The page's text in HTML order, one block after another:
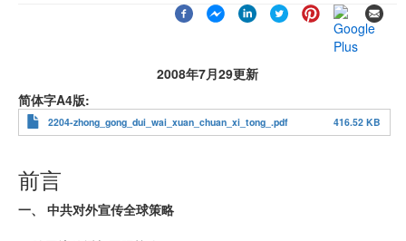
2008年7月29更新
简体字A4版
2204-zhong_gong_dui_wai_xuan_chuan_xi_tong_.pdf 416.52 KB
前言
一、 中共对外宣传全球策略